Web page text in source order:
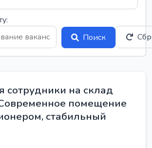
Поиск
сотрудники на склад
помещение
стабильный